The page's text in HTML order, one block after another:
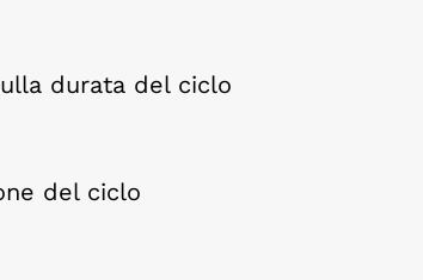
durata del ciclo
del ciclo